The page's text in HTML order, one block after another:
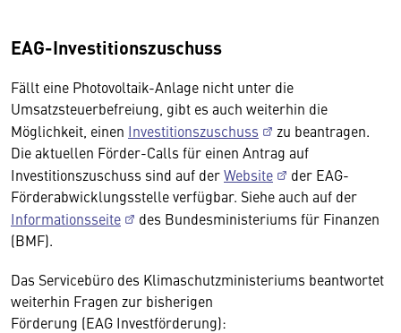
EAG-Investitionszuschuss
Fällt eine Photovoltaik-Anlage nicht unter die
Umsatzsteuerbefreiung, gibt es auch weiterhin die
Möglichkeit, einen Investitionszuschuss
zu beantragen.
Die aktuellen Förder-Calls für einen Antrag auf
Investitionszuschuss sind auf derWebsite
der EAG-
Förderabwicklungsstelle verfügbar. Siehe auch auf der
Informationsseite
des Bundesministeriums für Finanzen
(BMF).
Das Servicebüro des Klimaschutzministeriums beantwortet
weiterhin Fragen zur bisherigen
Förderung (EAG Investförderung):